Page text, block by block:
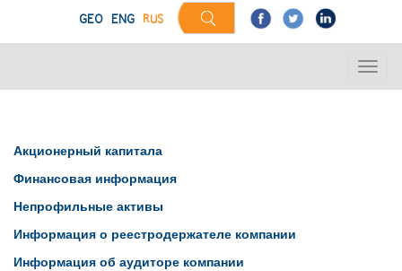
GEO ENG RUS
Акционерный капитала
Финансовая информация
Непрофильные активы
Информация о реестродержателе компании
Информация об аудиторе компании